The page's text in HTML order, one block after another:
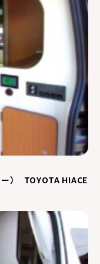
） TOYOTA HIACE